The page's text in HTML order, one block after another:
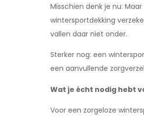
Misschien denk je nu:
wintersportdekking
vallen daar niet onder.
Sterker nog: een
een aanvullende
Wat je écht nodig hebt
Voor een zorgeloze